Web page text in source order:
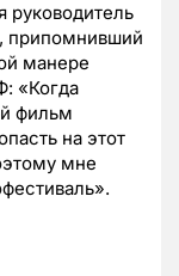
руководитель
припомнивший
манере
«Когда
фильм
на этот
мне